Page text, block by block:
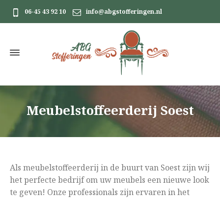
06-45 43 92 10 info@abgstofferingen.nl
Meubelstoffeerderij Soest
Als meubelstoffeerderij in de buurt van Soest zijn wij
het perfecte bedrijf om uw meubels een nieuwe look
te geven! Onze professionals zijn ervaren in het